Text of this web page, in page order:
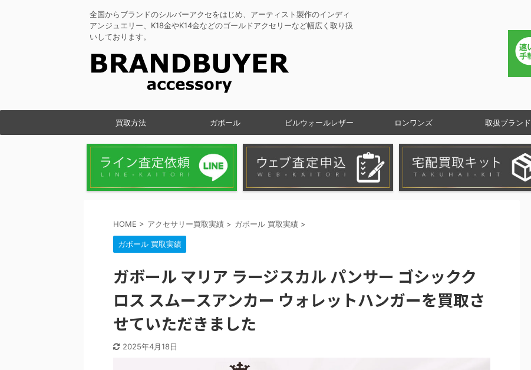
全国からブランドのシルバーアクセをはじめ、アーティスト製作のインディ
アンジュエリー、K18金やK14金などのゴールドアクセリーなど幅広く取り扱
いしております。
買取方法 ガボール ビルウォールレザー ロンワンズ 取扱ブランド
HOME > アクセサリー買取実績 > ガボール 買取実績 >
ガボール 買取実績
ガボール マリア ラージスカル パンサー ゴシックク
ロス スムースアンカー ウォレットハンガーを買取さ
せていただきました
2025年4月18日